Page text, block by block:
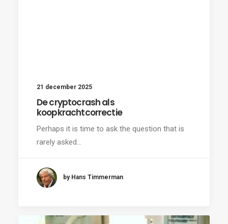
21 december 2025
De cryptocrash als
koopkrachtcorrectie
Perhaps it is time to ask the question that is
rarely asked…
by Hans Timmerman